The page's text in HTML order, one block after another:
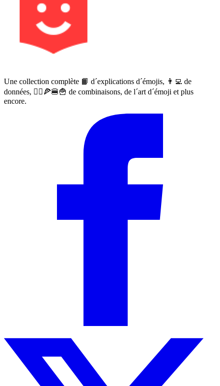
Une collection complète 📙 d´explications d´émojis, 👨‍💻 de
données, 🙅‍♀️🍕🍔🍟 de combinaisons, de l´art d´émoji et plus
encore.